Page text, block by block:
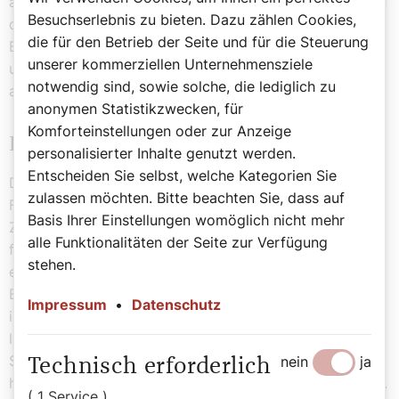
durch die Pandemie hat St. Bernhard seinen
Bildungsauftrag stets weiterverfolgt, sich angepasst
und sowohl Online-Kurse als auch neue Veranstaltungen
angeboten.
Herausforderungen und Ausblick
Die jüngsten Herausforderungen, seien es die
Flüchtlingskrise oder die globale Pandemie, haben das
Zentrum nicht davon abgehalten, seine Mission
fortzusetzen. "Tradition trifft Innovation", so beschreibt
es Maurer. Er betont, dass das Zentrum trotz der
Entfremdung von klassischen kirchlichen Angeboten
immer noch einen bedeutenden Beitrag zur Gesellschaft
leistet und sich stets neu erfindet. Denn: „Mit dem
Schatz unserer christlichen Tradition haben wir auch
heute einen wertvollen vielfältigen Beitrag einzubringen.
Besuchserlebnis zu bieten. Dazu zählen Cookies,
die für den Betrieb der Seite und für die Steuerung
unserer kommerziellen Unternehmensziele
notwendig sind, sowie solche, die lediglich zu
anonymen Statistikzwecken, für
Komforteinstellungen oder zur Anzeige
personalisierter Inhalte genutzt werden.
Entscheiden Sie selbst, welche Kategorien Sie
zulassen möchten. Bitte beachten Sie, dass auf
Basis Ihrer Einstellungen womöglich nicht mehr
alle Funktionalitäten der Seite zur Verfügung
stehen.
Impressum • Datenschutz
Technisch erforderlich nein ja